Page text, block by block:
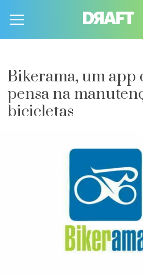
Bikerama, um app
pensa na
bicicletas